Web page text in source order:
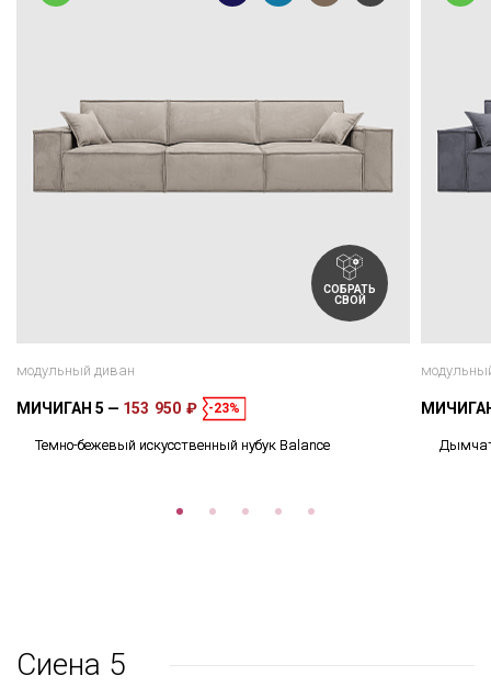
СОБРАТЬ
СВОЙ
модульный диван
МИЧИГАН 5 153 950 ₽ -23%
Темно-бежевый искусственный нубук Balance
Сиена 5